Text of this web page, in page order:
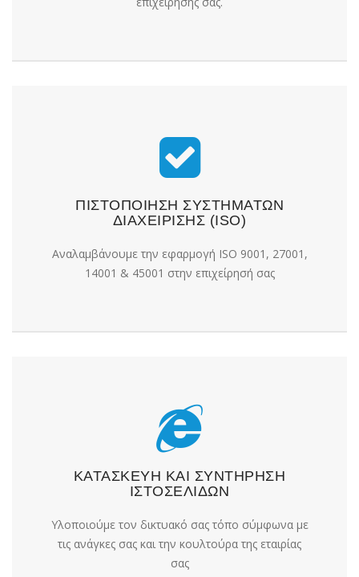
ΠΙΣΤΟΠΟΙΗΣΗ ΣΥΣΤΗΜΑΤΩΝ
ΔΙΑΧΕΙΡΙΣΗΣ (ISO)
Αναλαμβάνουμε την εφαρμογή ISO 9001, 27001,
14001 & 45001 στην επιχείρησή σας
ΚΑΤΑΣΚΕΥΗ ΚΑΙ ΣΥΝΤΗΡΗΣΗ
ΙΣΤΟΣΕΛΙΔΩΝ
Υλοποιούμε τον δικτυακό σας τόπο σύμφωνα με
τις ανάγκες σας και την κουλτούρα της εταιρίας
σας